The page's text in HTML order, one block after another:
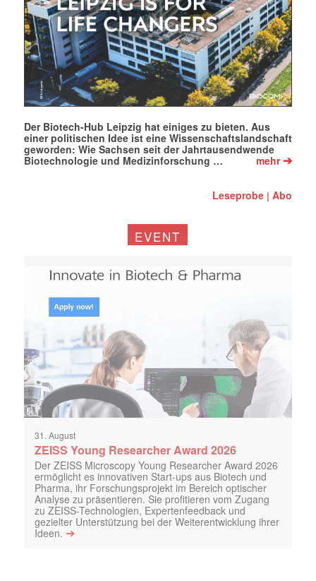
Der Biotech-Hub Leipzig hat einiges zu bieten. Aus
einer politischen Idee ist eine Wissenschaftslandschaft
geworden: Wie Sachsen seit der Jahrtausendwende
Biotechnologie und Medizinforschung …
mehr➔
Leseprobe |Abo
EVENT
31. August
ZEISS Young Researcher Award 2026
Der ZEISS Microscopy Young Researcher Award 2026
ermöglicht es innovativen Start-ups aus Biotech und
Pharma, ihr Forschungsprojekt im Bereich optischer
Analyse zu präsentieren. Sie profitieren vom Zugang
zu ZEISS-Technologien, Expertenfeedback und
gezielter Unterstützung bei der Weiterentwicklung ihrer
Ideen. ➔